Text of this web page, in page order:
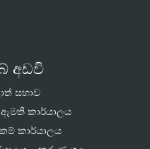
අඩවි
සභාව
කාර්යාලය
කාර්යාලය